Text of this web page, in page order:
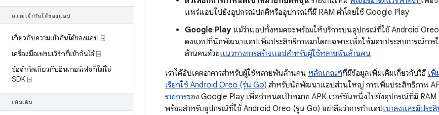
ความเข้ากันได้ของแอป
เกี่ยวกับความเข้ากันได้ของแอป ⍈
เครื่องมือเฟรมเวิร์กที่เข้ากันได้ ⍈
ข้อจำกัดเกี่ยวกับอินเทอร์เฟซที่ไม่ใช่
SDK ⍈
เพิ่มเติม
แพร่แอปไปยังอุปกรณ์ปกติหรืออุปกรณ์ที่มี RAM ต่ำโดยใช้ Google Play
Google Play แม้ว่าแอปทั้งหมดจะพร้อมให้บริการบนอุปกรณ์ที่ใช้ Android
ดงแอปที่นักพัฒนาแอปเพิ่มประสิทธิภาพมาโดยเฉพาะเพื่อให้มอบประสบการณ์กา
ล้านคนด้วยแนวทางการสร้างแอปสำหรับผู้ใช้หลายพันล้านคน
เราได้อัปเดตอาคารสำหรับผู้ใช้หลายพันล้านคน หลักเกณฑ์ที่มีข้อมูลเพิ่มเติมเกี่ยวกับวิธี เพิ่
เรียกใช้ Android Oreo (รุ่น Go) สําหรับนักพัฒนาแอปส่วนใหญ่ การเพิ่มประสิทธิภาพ
รายการของ Google Play เพื่อกําหนดเป้าหมาย APK เวอร์ชันหนึ่งไปยังอุปกรณ์ที่มี RAM
พร้อมสําหรับอุปกรณ์ที่ใช้ Android Oreo (รุ่น Go) อย่าลืมว่าการทำแอปเบาลงและมีประ